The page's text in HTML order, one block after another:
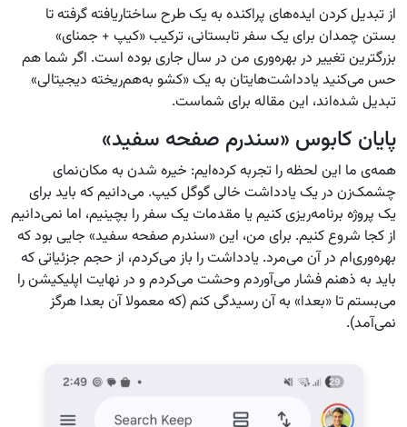
از تبدیل کردن ایده‌های پراکنده به یک طرح ساختاریافته گرفته تا
بستن چمدان برای یک سفر تابستانی، ترکیب «کیپ + جمنای»
بزرگترین تغییر در بهره‌وری من در سال جاری بوده است. اگر شما هم
حس می‌کنید یادداشت‌هایتان به یک «کشو به‌هم‌ریخته دیجیتالی»
تبدیل شده‌اند، این مقاله برای شماست.
پایان کابوس «سندرم صفحه سفید»
همه‌ی ما این لحظه را تجربه کرده‌ایم: خیره شدن به مکان‌نمای
چشمک‌زن در یک یادداشت خالی گوگل کیپ. می‌دانیم که باید برای
یک پروژه برنامه‌ریزی کنیم یا مقدمات یک سفر را بچینیم، اما نمی‌دانیم
از کجا شروع کنیم. برای من، این «سندرم صفحه سفید» جایی بود که
بهره‌وری‌ام در آن می‌مرد. یادداشت را باز می‌کردم، از حجم جزئیاتی که
باید به ذهنم فشار می‌آوردم وحشت می‌کردم و در نهایت اپلیکیشن را
می‌بستم تا «بعدا» به آن رسیدگی کنم (که معمولا آن بعدا هرگز
نمی‌آمد).